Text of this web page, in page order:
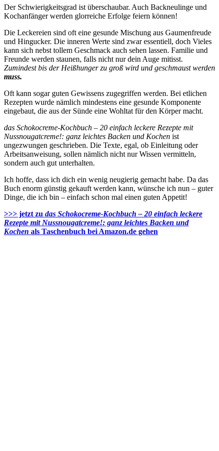
Der Schwierigkeitsgrad ist überschaubar. Auch Backneulinge und
Kochanfänger werden glorreiche Erfolge feiern können!
Die Leckereien sind oft eine gesunde Mischung aus Gaumenfreude
und Hingucker. Die inneren Werte sind zwar essentiell, doch Vieles
kann sich nebst tollem Geschmack auch sehen lassen. Familie und
Freunde werden staunen, falls nicht nur dein Auge mitisst.
Zumindest bis der Heißhunger zu groß wird und geschmaust werden
muss.
Oft kann sogar guten Gewissens zugegriffen werden. Bei etlichen
Rezepten wurde nämlich mindestens eine gesunde Komponente
eingebaut, die aus der Sünde eine Wohltat für den Körper macht.
das Schokocreme-Kochbuch – 20 einfach leckere Rezepte mit
Nussnougatcreme!: ganz leichtes Backen und Kochen ist
ungezwungen geschrieben. Die Texte, egal, ob Einleitung oder
Arbeitsanweisung, sollen nämlich nicht nur Wissen vermitteln,
sondern auch gut unterhalten.
Ich hoffe, dass ich dich ein wenig neugierig gemacht habe. Da das
Buch enorm günstig gekauft werden kann, wünsche ich nun – guter
Dinge, die ich bin – einfach schon mal einen guten Appetit!
>>> jetzt zu das Schokocreme-Kochbuch – 20 einfach leckere
Rezepte mit Nussnougatcreme!: ganz leichtes Backen und
Kochen als Taschenbuch bei Amazon.de gehen